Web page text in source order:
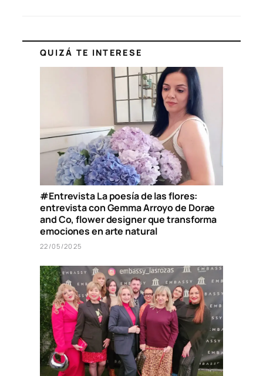
QUIZÁ TE INTERESE
#Entrevista La poesía de las flores:
entrevista con Gemma Arroyo de Dorae
and Co, flower designer que transforma
emociones en arte natural
22/05/2025